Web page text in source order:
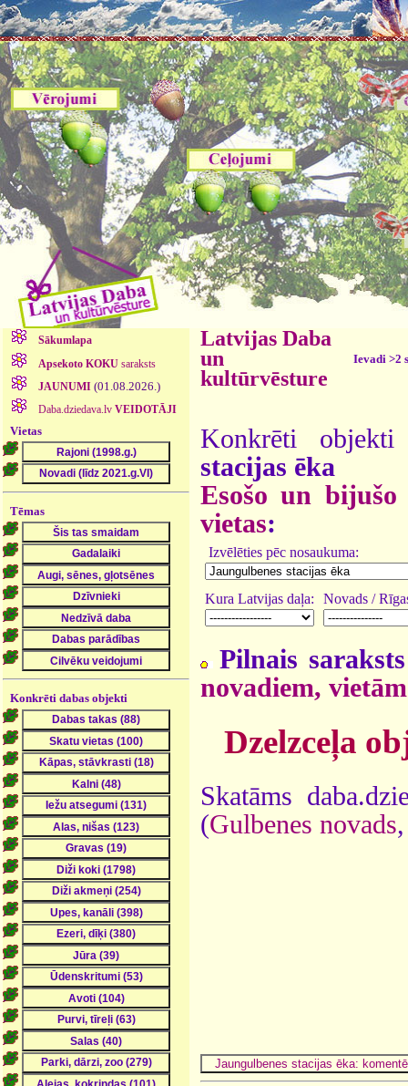
Sākumlapa
Apsekoto KOKUsaraksts
JAUNUMI (01.08.2026.)
Daba.dziedava.lv VEIDOTĀJI
Vietas
Tēmas
Konkrēti dabas objekti
Latvijas Daba
un
kultūrvēsture
Ievadi >2
Konkrēti
stacijas ēka
Esošo un bijušo
vietas:
Izvēlēties pēc nosaukuma:
Kura Latvijas daļa: Novads /
Pilnais
novadiem, vietām
Dzelzceļa
Skatāms
(Gulbenes novads